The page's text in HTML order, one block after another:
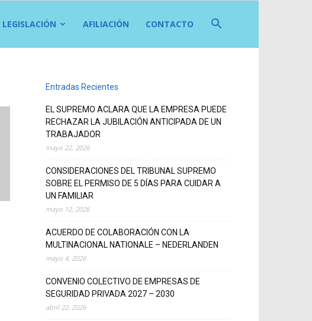
LEGISLACIÓN AFILIACIÓN CONTACTO
Entradas Recientes
EL SUPREMO ACLARA QUE LA EMPRESA PUEDE
RECHAZAR LA JUBILACIÓN ANTICIPADA DE UN
TRABAJADOR
mayo 22, 2026
CONSIDERACIONES DEL TRIBUNAL SUPREMO
SOBRE EL PERMISO DE 5 DÍAS PARA CUIDAR A
UN FAMILIAR
mayo 12, 2026
ACUERDO DE COLABORACIÓN CON LA
MULTINACIONAL NATIONALE – NEDERLANDEN
mayo 4, 2026
CONVENIO COLECTIVO DE EMPRESAS DE
SEGURIDAD PRIVADA 2027 – 2030
abril 22, 2026